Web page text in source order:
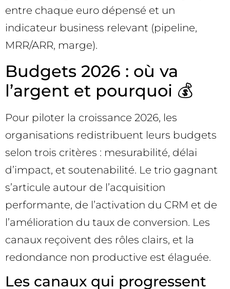
entre chaque euro dépensé et un
indicateur business relevant (pipeline,
MRR/ARR, marge).
Budgets 2026 : où va
l’argent et pourquoi 💰
Pour piloter la croissance 2026, les
organisations redistribuent leurs budgets
selon trois critères : mesurabilité, délai
d’impact, et soutenabilité. Le trio gagnant
s’articule autour de l’acquisition
performante, de l’activation du CRM et de
l’amélioration du taux de conversion. Les
canaux reçoivent des rôles clairs, et la
redondance non productive est élaguée.
Les canaux qui progressent